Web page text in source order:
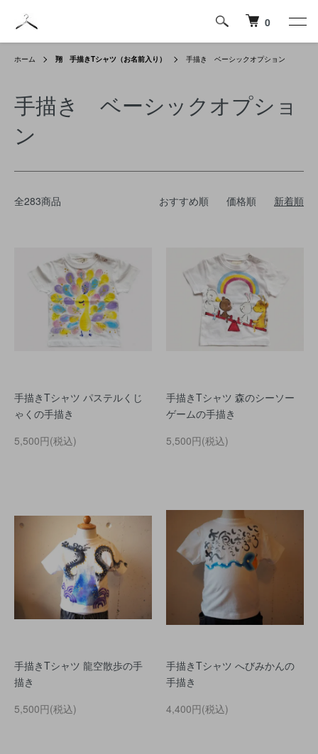
0
ホーム 翔 手描きTシャツ（お名前入り） 手描き ベーシックオプション
手描き ベーシックオプショ
ン
全283商品 おすすめ順 価格順 新着順
手描きTシャツ パステルくじ
ゃくの手描き
5,500円(税込)
手描きTシャツ 森のシーソー
ゲームの手描き
5,500円(税込)
手描きTシャツ 龍空散歩の手
描き
5,500円(税込)
手描きTシャツ へびみかんの
手描き
4,400円(税込)